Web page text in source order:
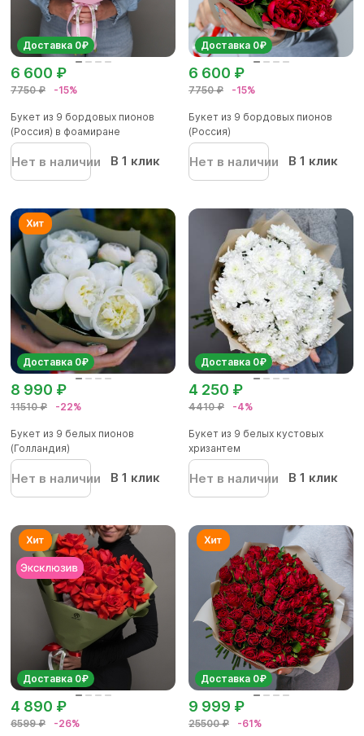
Доставка 0₽
7750 ₽ -15%
6 600 ₽
Букет из 9 бордовых пионов
(Россия) в фоамиране
Нет в наличии В 1 клик
Доставка 0₽
7750 ₽ -15%
6 600 ₽
Букет из 9 бордовых пионов
(Россия)
Нет в наличии В 1 клик
Доставка 0₽
11510 ₽ -22%
8 990 ₽
Букет из 9 белых пионов
(Голландия)
Нет в наличии В 1 клик
Доставка 0₽
4410 ₽ -4%
4 250 ₽
Букет из 9 белых кустовых
хризантем
Нет в наличии В 1 клик
Доставка 0₽
6599 ₽ -26%
4 890 ₽
Доставка 0₽
25500 ₽ -61%
9 999 ₽